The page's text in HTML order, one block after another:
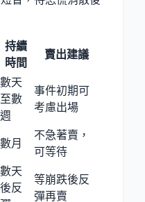
持續
時間
賣出建議
數天
至數
週
事件初期可
考慮出場
數月
不急著賣，
可等待
數天
後反
等崩跌後反
彈再賣